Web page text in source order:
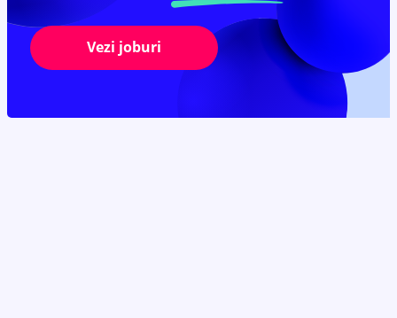
Vezi joburi